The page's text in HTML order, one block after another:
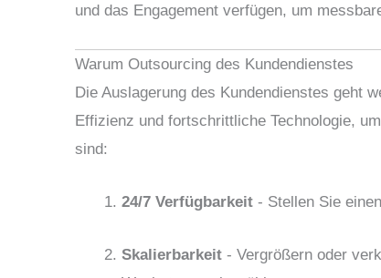
und das Engagement verfügen, um
Warum Outsourcing des Kundendienstes
Die Auslagerung des Kundendienstes geht
Effizienz und fortschrittliche Technologie,
sind:
24/7 Verfügbarkeit - Stellen Sie
Skalierbarkeit - Vergrößern oder